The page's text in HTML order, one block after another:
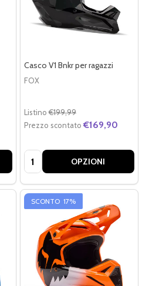
Casco V1 Bnkr per ragazzi
FOX
Listino €199,99
Prezzo scontato €169,90
Quantità: OPZIONI
SCONTO 17%